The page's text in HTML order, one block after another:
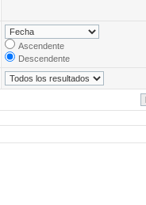
Ascendente
Descendente